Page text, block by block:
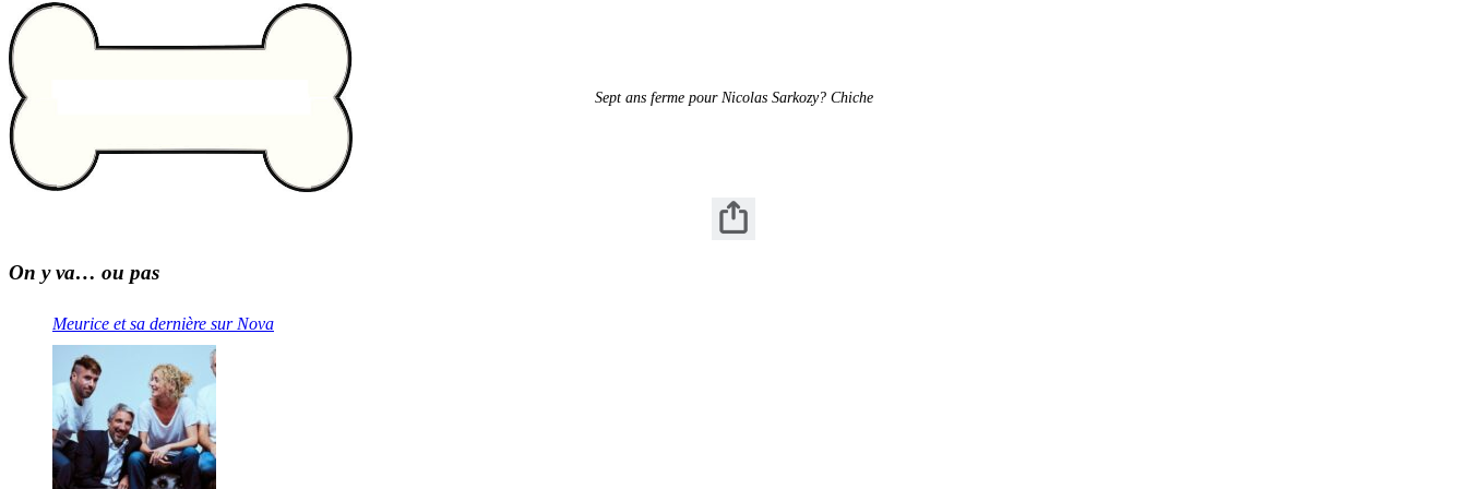
Sept ans ferme pour Nicolas Sarkozy? Chiche
On y va… ou pas
Meurice et sa dernière sur Nova